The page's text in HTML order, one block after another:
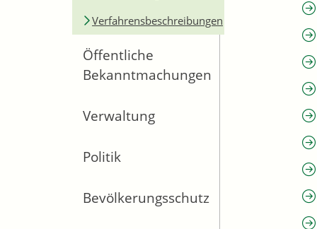
Verfahrensbeschreibungen
Öffentliche
Bekanntmachungen
Verwaltung
Politik
Bevölkerungsschutz